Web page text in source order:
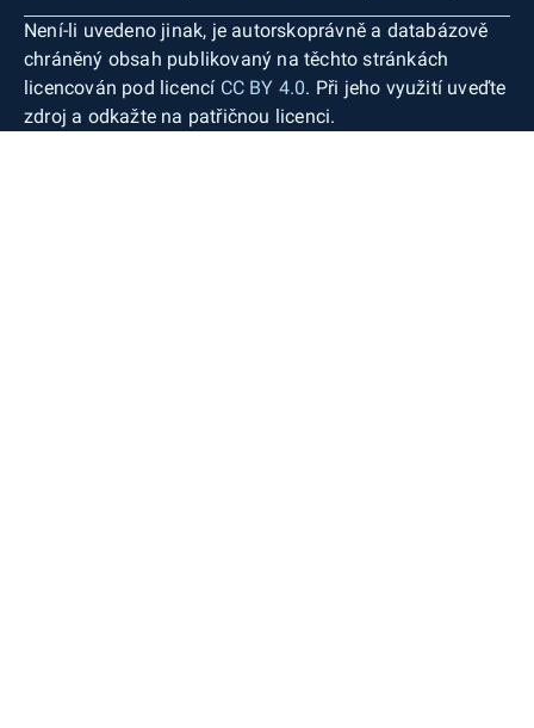
Není-li uvedeno jinak, je autorskoprávně a databázově
chráněný obsah publikovaný na těchto stránkách
licencován pod licencí CC BY 4.0. Při jeho využití uveďte
zdroj a odkažte na patřičnou licenci.